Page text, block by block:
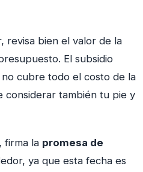
revisa bien el valor de la
El subsidio
cubre todo el costo de la
considerar también tu pie y
firma la promesa de
ya que esta fecha es